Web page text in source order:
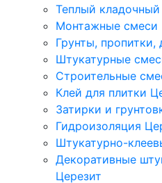
Теплый
Монтажные смеси
Грунты, пропитки,
Штукатурные
Строительные
Клей для плитки
Затирки и
Гидроизоляция
Штукатурно-
Декоративные
Церезит